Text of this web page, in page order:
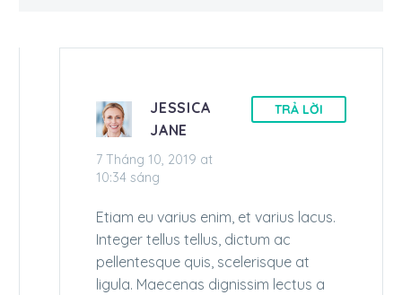
JESSICA
JANE
7 Tháng 10, 2019 at
10:34 sáng
TRẢ LỜI
Etiam eu varius enim, et varius lacus.
Integer tellus tellus, dictum ac
pellentesque quis, scelerisque at
ligula. Maecenas dignissim lectus a